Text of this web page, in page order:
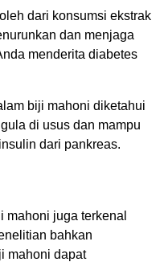
dari konsumsi ekstrak
dan menjaga
menderita diabetes
biji mahoni diketahui
di usus dan mampu
dari pankreas.
mahoni juga terkenal
bahkan
mahoni dapat